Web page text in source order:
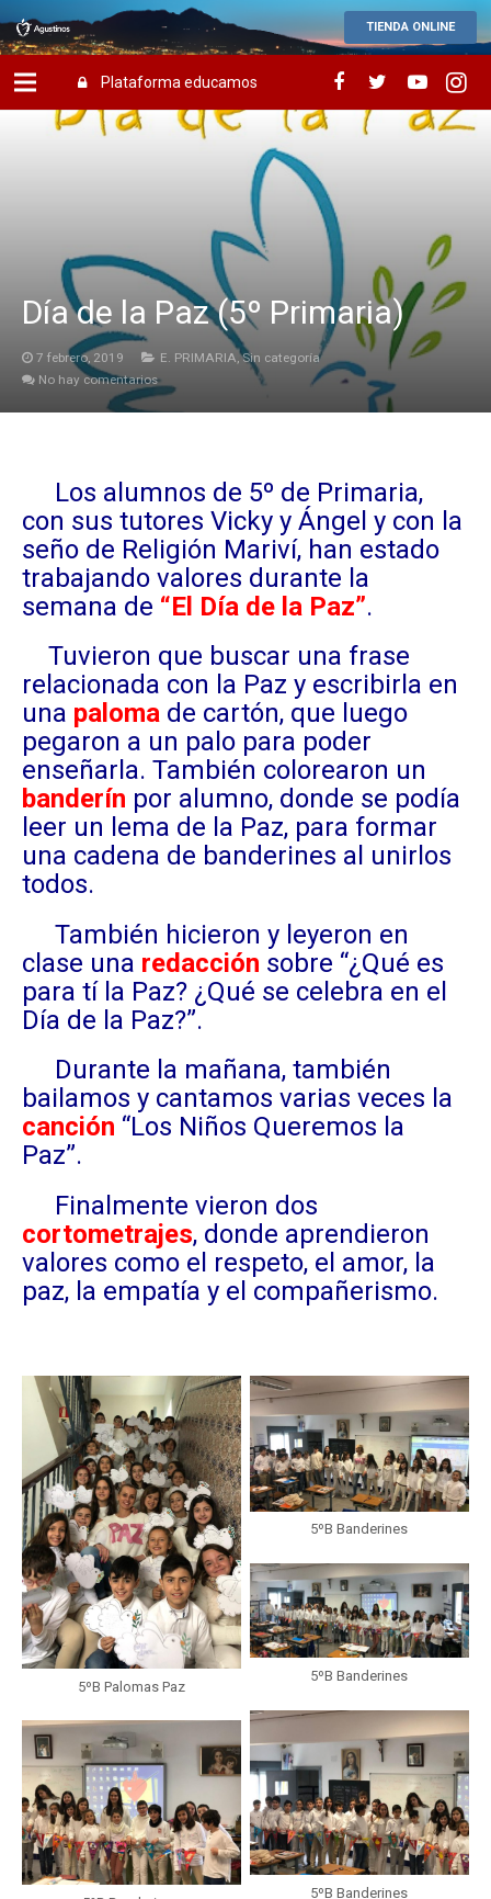
TIENDA ONLINE
Plataforma educamos
Día de la Paz (5º Primaria)
7 febrero, 2019 E. PRIMARIA ,Sin categoría
No hay comentarios
Los alumnos de 5º de Primaria,
con sus tutores Vicky y Ángel y con la
seño de Religión Mariví, han estado
trabajando valores durante la
semana de “El Día de la Paz”.
Tuvieron que buscar una frase
relacionada con la Paz y escribirla en
una paloma de cartón, que luego
pegaron a un palo para poder
enseñarla. También colorearon un
banderín por alumno, donde se podía
leer un lema de la Paz, para formar
una cadena de banderines al unirlos
todos.
También hicieron y leyeron en
clase una redacción sobre “¿Qué es
para tí la Paz? ¿Qué se celebra en el
Día de la Paz?”.
Durante la mañana, también
bailamos y cantamos varias veces la
canción “Los Niños Queremos la
Paz”.
Finalmente vieron dos
cortometrajes, donde aprendieron
valores como el respeto, el amor, la
paz, la empatía y el compañerismo.
5ºB Palomas Paz
5ºB Banderines
5ºB Banderines
5ºB Banderines